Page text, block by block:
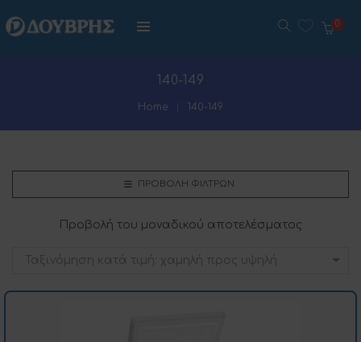
140-149
Home 140-149
ΠΡΟΒΟΛΉ ΦΊΛΤΡΩΝ
Προβολή του μοναδικού αποτελέσματος
Ταξινόμηση κατά τιμή: χαμηλή προς υψηλή